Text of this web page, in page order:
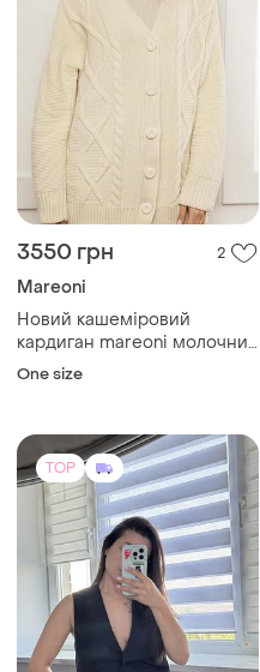
3550 грн 2
Mareoni
Новий кашеміровий
кардиган mareoni молочний
oversize (кашемір/меринос)
One size
TOP